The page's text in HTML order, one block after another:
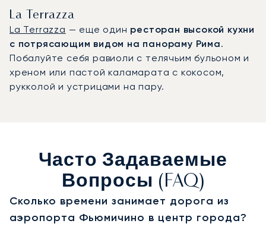
La Terrazza
La Terrazza — еще один ресторан высокой кухни
с потрясающим видом на панораму Рима.
Побалуйте себя равиоли с телячьим бульоном и
хреном или пастой каламарата с кокосом,
рукколой и устрицами на пару.
Часто Задаваемые
Вопросы (FAQ)
Сколько времени занимает дорога из
аэропорта Фьюмичино в центр города?